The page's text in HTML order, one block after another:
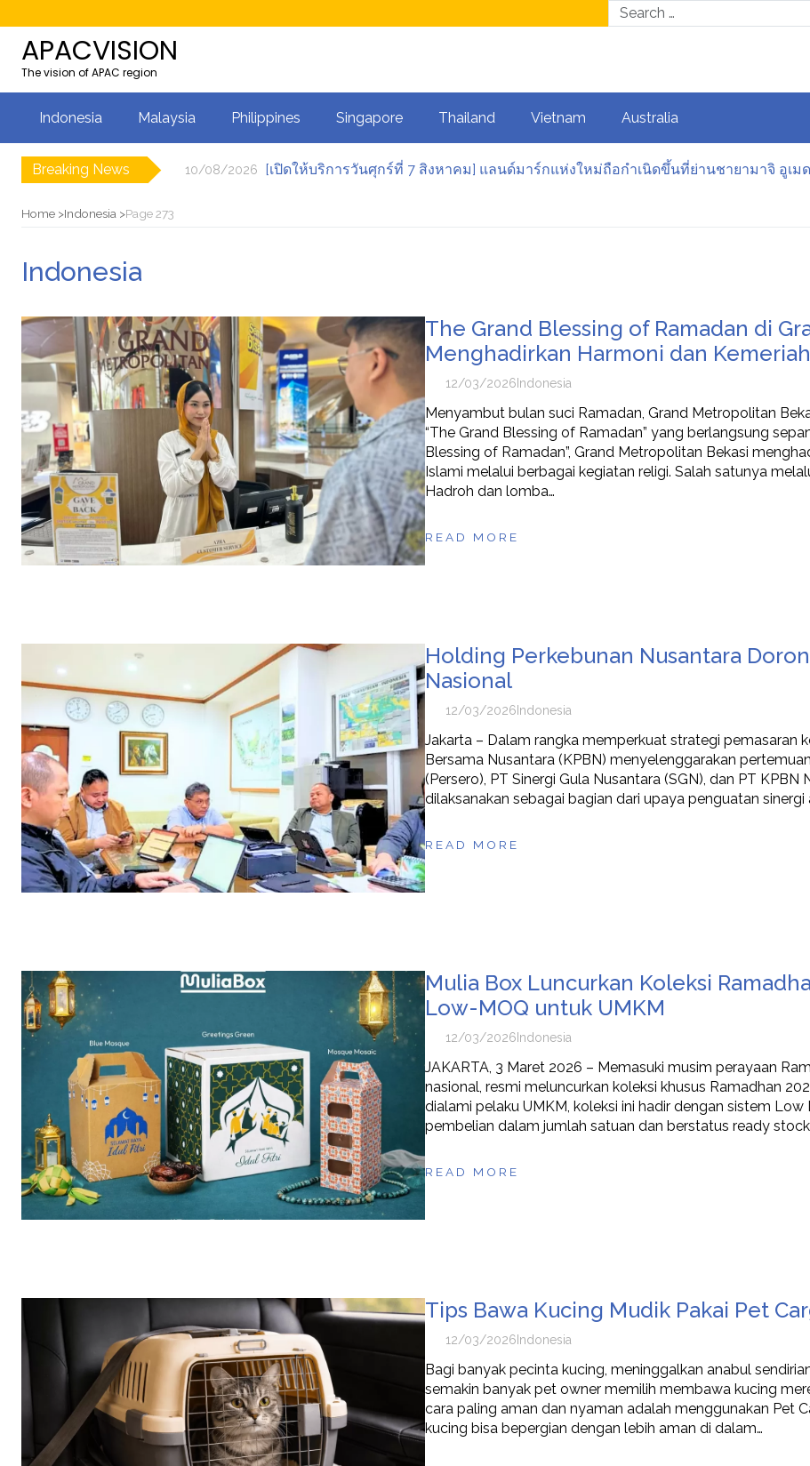
APACVISION
The vision of APAC region
Indonesia Malaysia Philippines Singapore Thailand Vietnam Australia
Breaking News 10/08/2026
Home Indonesia Page 273
Indonesia
The Grand Blessing of Ramadan di
Menghadirkan Harmoni dan
12/03/2026 Indonesia
Menyambut bulan suci Ramadan, Grand Metropolitan
“The Grand Blessing of Ramadan” yang berlangsung
Blessing of Ramadan”, Grand Metropolitan Bekasi
Islami melalui berbagai kegiatan religi. Salah satunya
Hadroh dan lomba…
READ MORE
Holding Perkebunan Nusantara
Nasional
12/03/2026 Indonesia
Jakarta – Dalam rangka memperkuat strategi pemasaran
Bersama Nusantara (KPBN) menyelenggarakan
(Persero), PT Sinergi Gula Nusantara (SGN), dan PT
dilaksanakan sebagai bagian dari upaya penguatan
READ MORE
Mulia Box Luncurkan Koleksi
Low-MOQ untuk UMKM
12/03/2026 Indonesia
JAKARTA, 3 Maret 2026 – Memasuki musim perayaan
nasional, resmi meluncurkan koleksi khusus Ramadhan
dialami pelaku UMKM, koleksi ini hadir dengan sistem
pembelian dalam jumlah satuan dan berstatus ready
READ MORE
Tips Bawa Kucing Mudik Pakai Pet
12/03/2026 Indonesia
Bagi banyak pecinta kucing, meninggalkan anabul
semakin banyak pet owner memilih membawa kucing
cara paling aman dan nyaman adalah menggunakan Pet
kucing bisa bepergian dengan lebih aman di dalam…